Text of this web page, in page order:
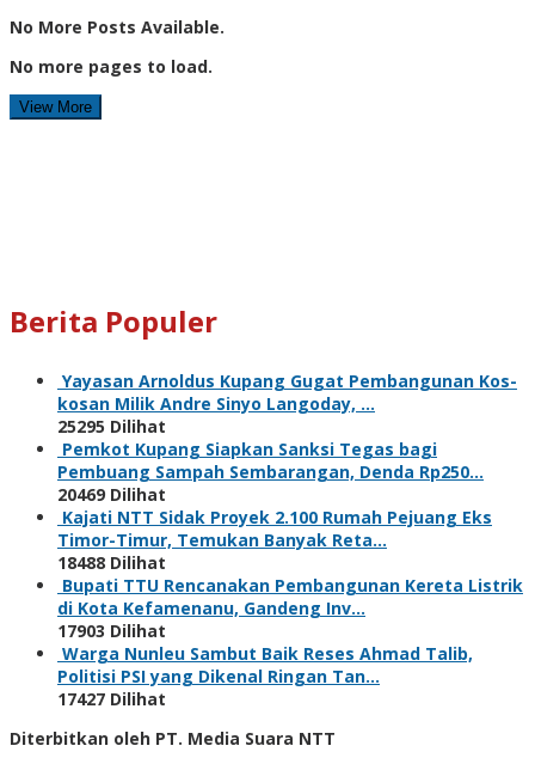
No More Posts Available.
No more pages to load.
View More
Berita Populer
Yayasan Arnoldus Kupang Gugat Pembangunan Kos-
kosan Milik Andre Sinyo Langoday, …
25295 Dilihat
Pemkot Kupang Siapkan Sanksi Tegas bagi
Pembuang Sampah Sembarangan, Denda Rp250…
20469 Dilihat
Kajati NTT Sidak Proyek 2.100 Rumah Pejuang Eks
Timor-Timur, Temukan Banyak Reta…
18488 Dilihat
Bupati TTU Rencanakan Pembangunan Kereta Listrik
di Kota Kefamenanu, Gandeng Inv…
17903 Dilihat
Warga Nunleu Sambut Baik Reses Ahmad Talib,
Politisi PSI yang Dikenal Ringan Tan…
17427 Dilihat
Diterbitkan oleh PT. Media Suara NTT